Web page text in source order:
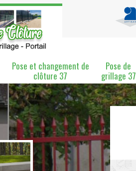
Pose et changement de
clôture 37
Pose de
grillage 37